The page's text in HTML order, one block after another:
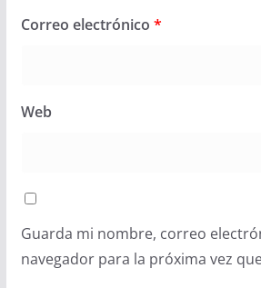
Correo electrónico *
Web
Guarda mi nombre, correo
navegador para la próxima vez